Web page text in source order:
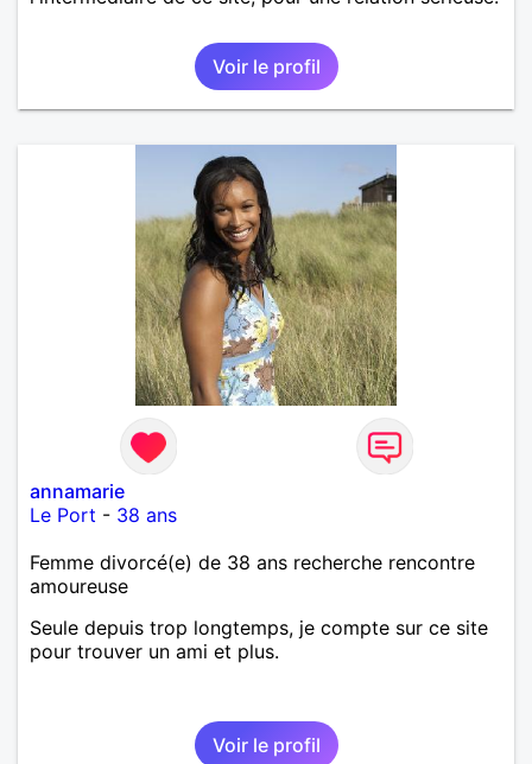
Voir le profil
annamarie
Le Port - 38 ans
Femme divorcé(e) de 38 ans recherche rencontre
amoureuse
Seule depuis trop longtemps, je compte sur ce site
pour trouver un ami et plus.
Voir le profil